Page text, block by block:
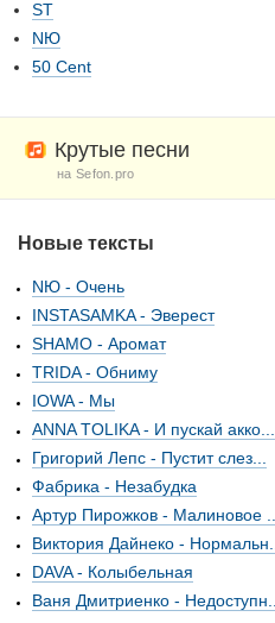
ST
NЮ
50 Cent
Крутые песни
на Sefon.pro
Новые тексты
NЮ - Очень
INSTASAMKA - Эверест
SHAMO - Аромат
TRIDA - Обниму
IOWA - Мы
ANNA TOLIKA - И пускай акко...
Григорий Лепс - Пустит слез...
Фабрика - Незабудка
Артур Пирожков - Малиновое ...
Виктория Дайнеко - Нормальн...
DAVA - Колыбельная
Ваня Дмитриенко - Недоступн...